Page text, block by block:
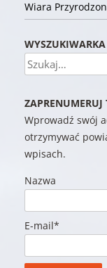
Wiara
WYSZUKIWARKA
Szukaj
ZAPRENUMERUJ
Wprowadź swój
otrzymywać
wpisach.
Nazwa
E-mail*